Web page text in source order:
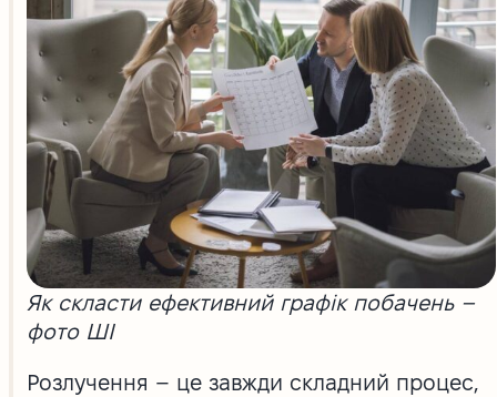
Як скласти ефективний графік побачень –
фото ШІ
Розлучення – це завжди складний процес,